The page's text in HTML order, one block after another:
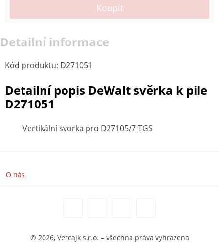
Detailní informace
Kód produktu: D271051
Detailní popis DeWalt svěrka k pile
D271051
Vertikální svorka pro D27105/7 TGS
O nás
© 2026, Vercajk s.r.o. – všechna práva vyhrazena